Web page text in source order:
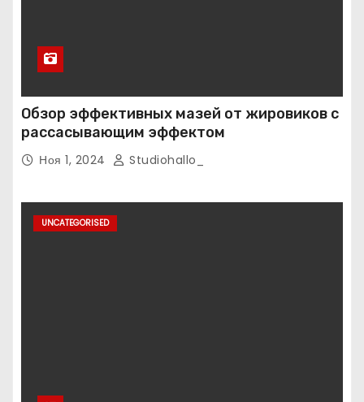
Обзор эффективных мазей от жировиков с
рассасывающим эффектом
Ноя 1, 2024 Studiohallo_
UNCATEGORISED